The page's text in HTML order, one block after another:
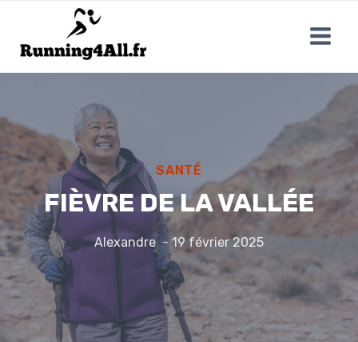
contenu
SANTÉ
FIÈVRE DE LA VALLÉE
Alexandre 19 février 2025